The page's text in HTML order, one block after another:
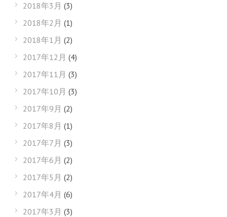
2018年3月 (3)
2018年2月 (1)
2018年1月 (2)
2017年12月 (4)
2017年11月 (3)
2017年10月 (3)
2017年9月 (2)
2017年8月 (1)
2017年7月 (3)
2017年6月 (2)
2017年5月 (2)
2017年4月 (6)
2017年3月 (3)